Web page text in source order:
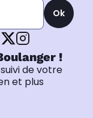
Ok
!
de votre
et plus